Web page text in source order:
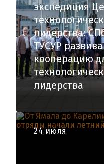
экспедиция
лидерства:
ТУСУР
кооперацию
лидерства
24 июля